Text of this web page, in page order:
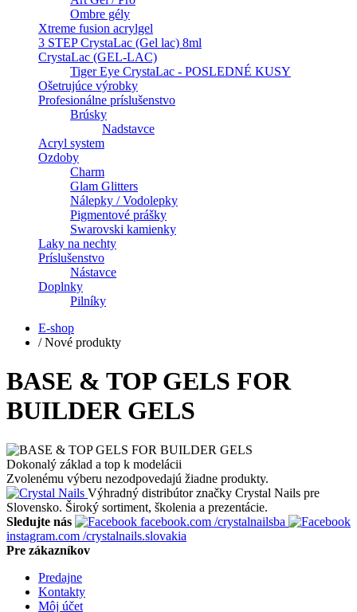
Ombre gély
Xtreme fusion acrylgel
3 STEP CrystaLac (Gel lac) 8ml
CrystaLac (GEL-LAC)
Tiger Eye CrystaLac - POSLEDNÉ KUSY
Ošetrujúce výrobky
Profesionálne príslušenstvo
Brúsky
Nadstavce
Acryl system
Ozdoby
Charm
Glam Glitters
Nálepky / Vodolepky
Pigmentové prášky
Swarovski kamienky
Laky na nechty
Príslušenstvo
Nástavce
Doplnky
Pilníky
E-shop
/ Nové produkty
BASE & TOP GELS FOR
BUILDER GELS
Dokonalý základ a top k modelácii
Zvolenému výberu nezodpovedajú žiadne produkty.
Výhradný distribútor značky Crystal Nails pre
Slovensko. Široký sortiment, školenia a prezentácie.
Sledujte nás
facebook.com /crystalnailsba
instagram.com /crystalnails.slovakia
Pre zákazníkov
Predajne
Kontakty
Môj účet